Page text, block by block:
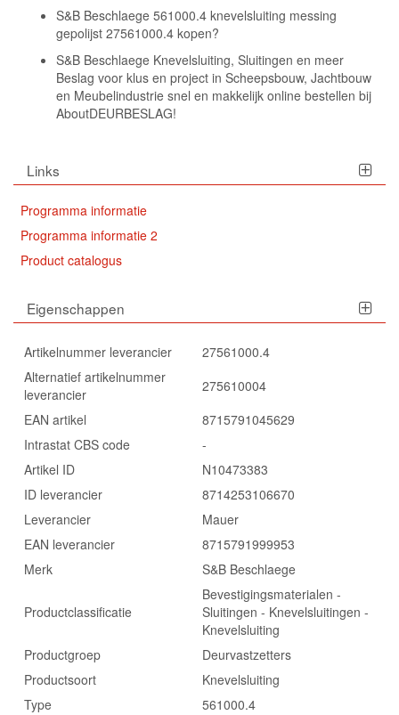
S&B Beschlaege 561000.4 knevelsluiting messing
gepolijst 27561000.4 kopen?
S&B Beschlaege Knevelsluiting, Sluitingen en meer
Beslag voor klus en project in Scheepsbouw, Jachtbouw
en Meubelindustrie snel en makkelijk online bestellen bij
AboutDEURBESLAG!
Links
Programma informatie
Programma informatie 2
Product catalogus
Eigenschappen
Artikelnummer leverancier
27561000.4
Alternatief artikelnummer
leverancier
275610004
EAN artikel
8715791045629
Intrastat CBS code
-
Artikel ID
N10473383
ID leverancier
8714253106670
Leverancier
Mauer
EAN leverancier
8715791999953
Merk
S&B Beschlaege
Productclassificatie
Bevestigingsmaterialen -
Sluitingen - Knevelsluitingen -
Knevelsluiting
Productgroep
Deurvastzetters
Productsoort
Knevelsluiting
Type
561000.4